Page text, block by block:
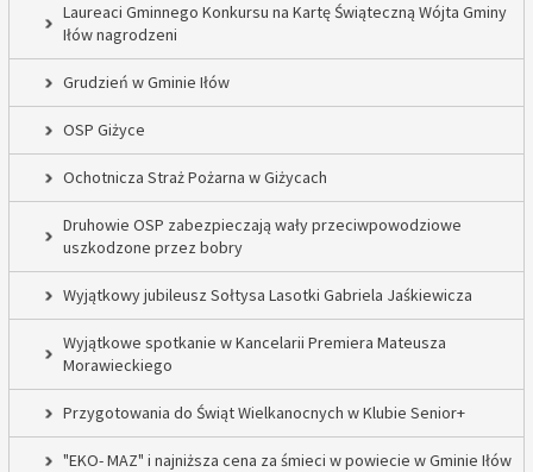
Laureaci Gminnego Konkursu na Kartę Świąteczną Wójta Gminy
Iłów nagrodzeni
Grudzień w Gminie Iłów
OSP Giżyce
Ochotnicza Straż Pożarna w Giżycach
Druhowie OSP zabezpieczają wały przeciwpowodziowe
uszkodzone przez bobry
Wyjątkowy jubileusz Sołtysa Lasotki Gabriela Jaśkiewicza
Wyjątkowe spotkanie w Kancelarii Premiera Mateusza
Morawieckiego
Przygotowania do Świąt Wielkanocnych w Klubie Senior+
"EKO- MAZ" i najniższa cena za śmieci w powiecie w Gminie Iłów